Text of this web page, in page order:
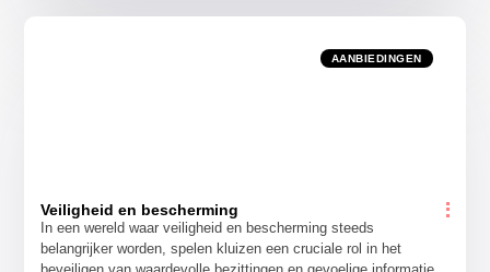
AANBIEDINGEN
Veiligheid en bescherming
In een wereld waar veiligheid en bescherming steeds
belangrijker worden, spelen kluizen een cruciale rol in het